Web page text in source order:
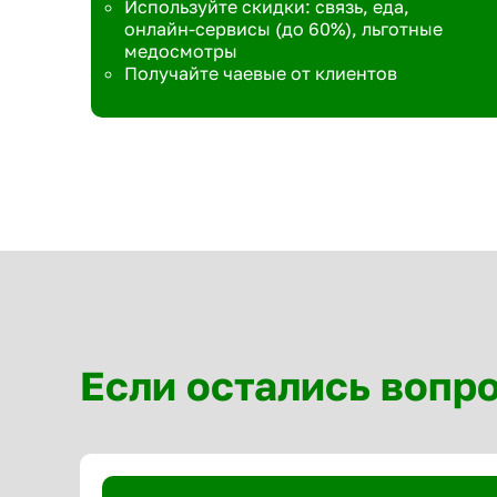
Используйте скидки: связь, еда,
онлайн-сервисы (до 60%), льготные
медосмотры
Получайте чаевые от клиентов
Если остались